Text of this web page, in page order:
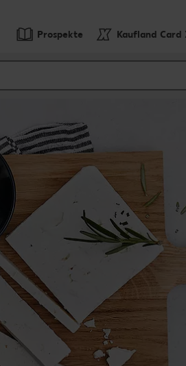
Prospekte Kaufland Card